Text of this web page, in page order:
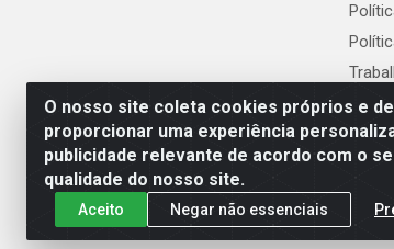
O nosso site coleta cookies próprios e
proporcionar uma experiência
publicidade relevante de acordo com o
qualidade do nosso site.
Aceito Negar não essenciais
PneuBras - Rodovia BR-101,